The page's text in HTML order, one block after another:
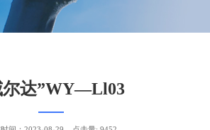
尔达”WY—Ll03